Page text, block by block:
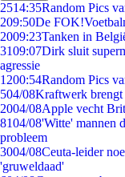
2514:35Random Pics
209:50De
2009:23Tanken in
3109:07Dirk sluit
agressie
1200:54Random Pics
504/08Kraftwerk brengt
2004/08Apple vecht
8104/08'Witte' mannen
probleem
3004/08Ceuta-leider
'gruweldaad'